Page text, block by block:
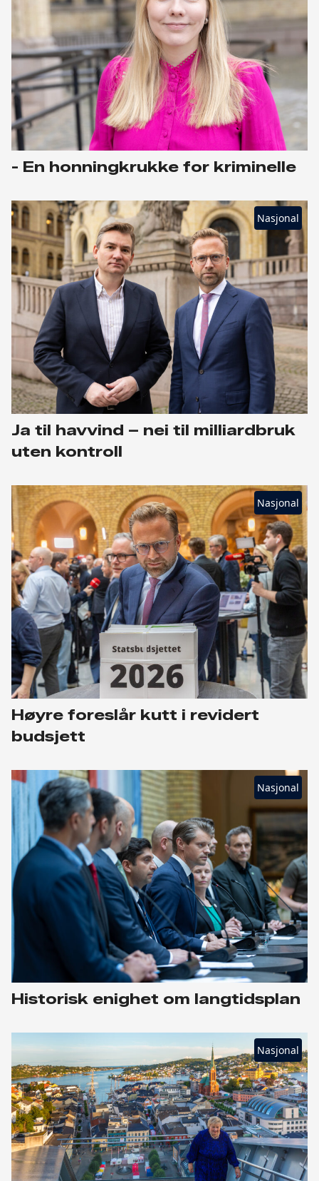
- En honningkrukke for kriminelle
Nasjonal
Ja til havvind – nei til milliardbruk
uten kontroll
Nasjonal
Høyre foreslår kutt i revidert
budsjett
Nasjonal
Historisk enighet om langtidsplan
Nasjonal